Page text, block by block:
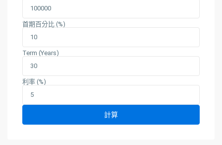
首期百分比 (%)
Term (Years)
利率 (%)
計算